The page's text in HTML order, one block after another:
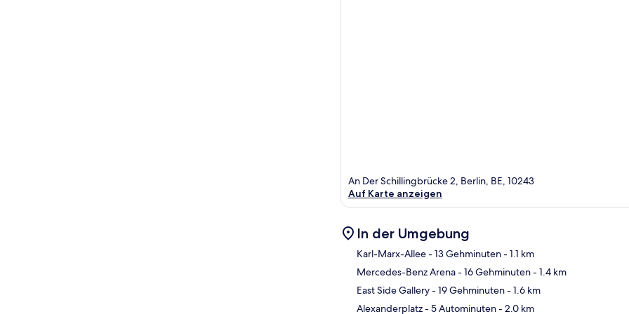
An Der Schillingbrücke 2, Berlin, BE, 10243
Auf Karte anzeigen
In der Umgebung
Karl-Marx-Allee- 13 Gehminuten- 1.1 km
Mercedes-Benz Arena- 16 Gehminuten- 1.4 km
East Side Gallery- 19 Gehminuten- 1.6 km
Alexanderplatz- 5 Autominuten- 2.0 km